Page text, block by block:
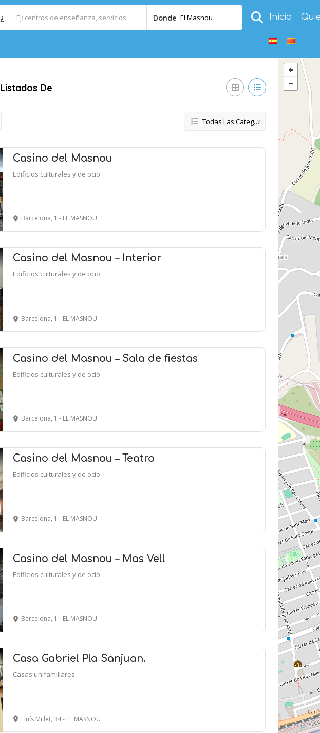
¿ Donde El Masnou Inicio
Listados De
Todas Las Categorías
Casino del Masnou
Edificios culturales y de ocio
Barcelona, 1 - EL MASNOU
Casino del Masnou – Interior
Edificios culturales y de ocio
Barcelona, 1 - EL MASNOU
Casino del Masnou – Sala de fiestas
Edificios culturales y de ocio
Barcelona, 1 - EL MASNOU
Casino del Masnou – Teatro
Edificios culturales y de ocio
Barcelona, 1 - EL MASNOU
Casino del Masnou – Mas Vell
Edificios culturales y de ocio
Barcelona, 1 - EL MASNOU
Casa Gabriel Pla Sanjuan.
Casas unifamiliares
Lluís Millet, 34 - EL MASNOU